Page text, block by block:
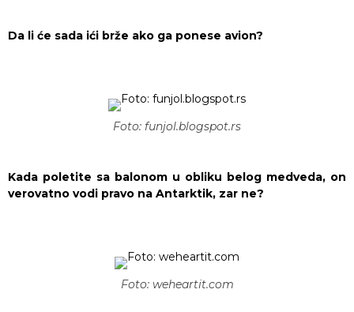
Da li će sada ići brže ako ga ponese avion?
Foto: funjol.blogspot.rs
Kada poletite sa balonom u obliku belog medveda, on
verovatno vodi pravo na Antarktik, zar ne?
Foto: weheartit.com